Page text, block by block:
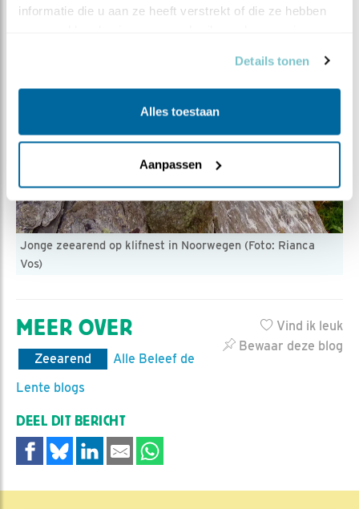
informatie die u aan ze heeft verstrekt of die ze hebben
Details tonen
Alles toestaan
Aanpassen
Jonge zeearend op klifnest in Noorwegen (Foto: Rianca
Vos)
Vind ik leuk
Bewaar deze blog
MEER OVER
Zeearend
Alle Beleef de
Lente blogs
DEEL DIT BERICHT